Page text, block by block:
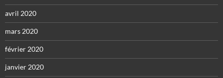
avril 2020
mars 2020
février 2020
janvier 2020